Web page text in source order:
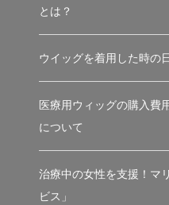
とは？
ウイッグを着用した時の
医療用ウィッグの購入費
について
治療中の女性を支援！マ
ビス」